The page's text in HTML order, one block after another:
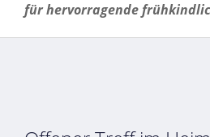
für hervorragende